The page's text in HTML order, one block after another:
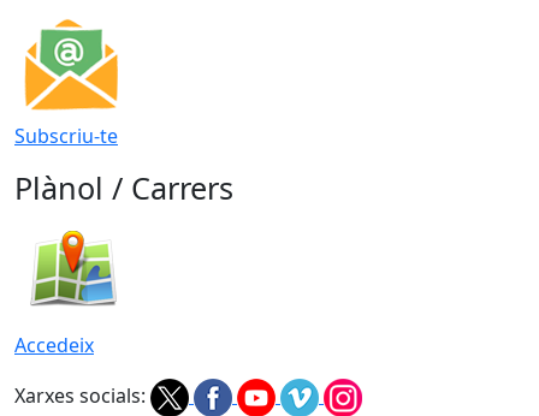
Subscriu-te
Plànol / Carrers
Accedeix
Xarxes socials: